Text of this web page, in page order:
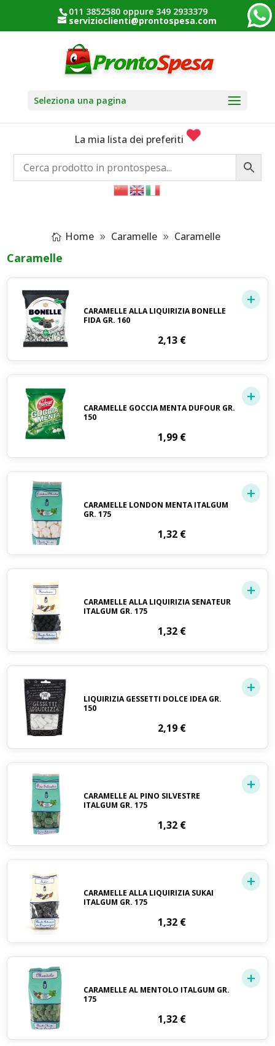
011 3852580 oppure 349 2933379
servizioclienti@prontospesa.com
Seleziona una pagina
La mia lista dei preferiti
Home Caramelle Caramelle
Caramelle
CARAMELLE ALLA LIQUIRIZIA BONELLE
FIDA GR. 160
2,13 €
CARAMELLE GOCCIA MENTA DUFOUR GR.
150
1,99 €
CARAMELLE LONDON MENTA ITALGUM
GR. 175
1,32 €
CARAMELLE ALLA LIQUIRIZIA SENATEUR
ITALGUM GR. 175
1,32 €
LIQUIRIZIA GESSETTI DOLCE IDEA GR.
150
2,19 €
CARAMELLE AL PINO SILVESTRE
ITALGUM GR. 175
1,32 €
CARAMELLE ALLA LIQUIRIZIA SUKAI
ITALGUM GR. 175
1,32 €
CARAMELLE AL MENTOLO ITALGUM GR.
175
1,32 €